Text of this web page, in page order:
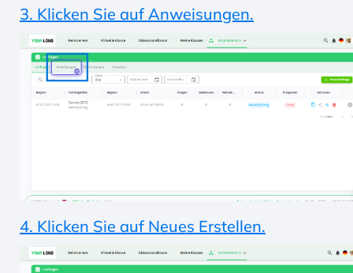
3. Klicken Sie auf Anweisungen.
4. Klicken Sie auf Neues Erstellen.